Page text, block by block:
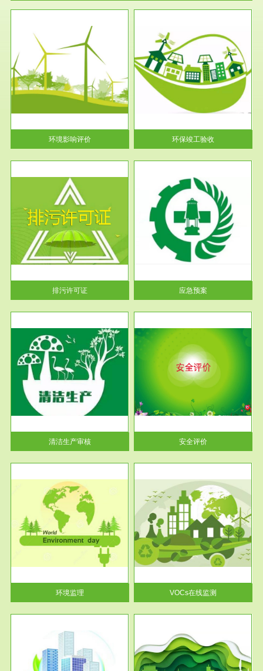
环境影响评价
服务范围
环保竣工验收
根据《建设项目环境保护管理条
例》第十七条 编制环境影响报
告书、...
环保竣工验收
排污许可证
服务范围
应急预案
根据《中华人民共和国环境保护
法》第十九条 企业事业单位应
当按照...
应急预案
清洁生产审核
服务范围
安全评价
安全评价安全评价目的是查找、
分析和预测工程、系统、生产经
营活...
安全评价
环境监理
服务范围
VOCs在线监测
根据《重点区域大气污染防
治“十二五”规划》有机废气净化
率达...
VOCs在线监测
服务范围